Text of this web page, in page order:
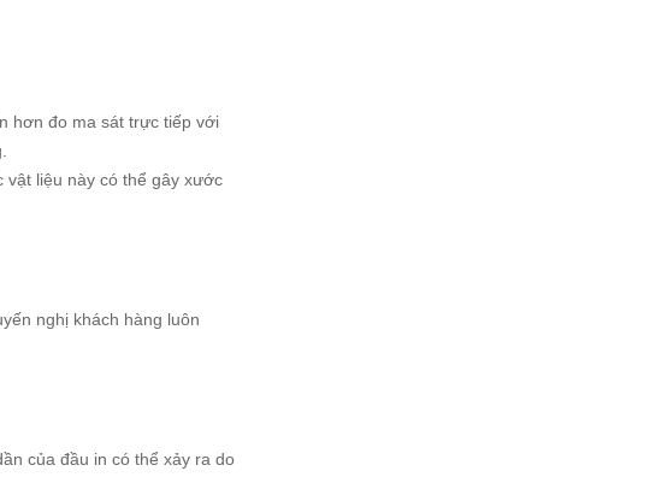
hơn đo ma sát trực tiếp với
vật liệu này có thể gây xước
nghị khách hàng luôn
của đầu in có thể xảy ra do